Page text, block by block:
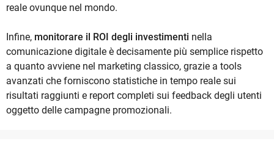
reale ovunque nel mondo.
Infine, monitorare il ROI degli investimenti nella
comunicazione digitale è decisamente più semplice rispetto
a quanto avviene nel marketing classico, grazie a tools
avanzati che forniscono statistiche in tempo reale sui
risultati raggiunti e report completi sui feedback degli utenti
oggetto delle campagne promozionali.